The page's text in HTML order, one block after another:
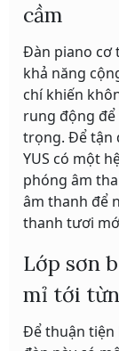
cầm
Đàn piano cơ
khả năng
chí khiến
rung động
trọng. Để tận
YUS có một
phóng âm
âm thanh để
thanh tươi
Lớp sơn
mỉ tới
Để thuận tiện